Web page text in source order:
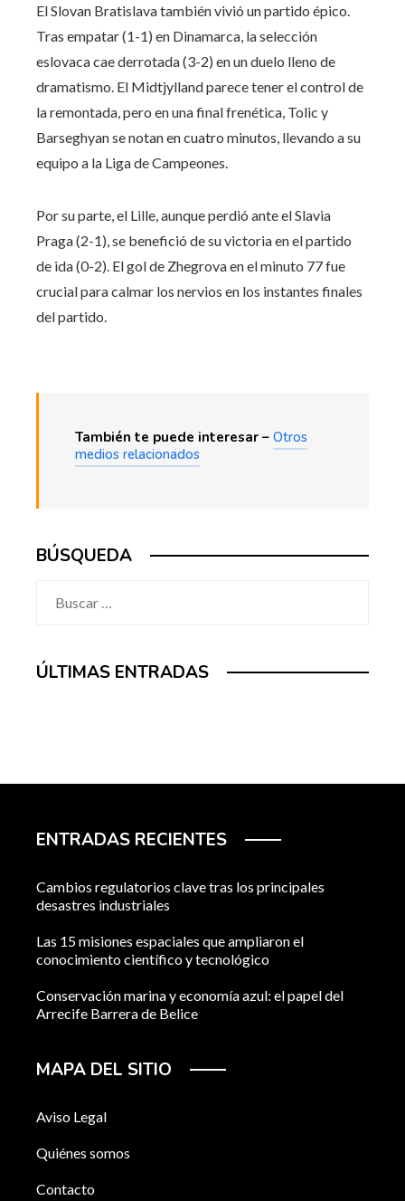
El Slovan Bratislava también vivió un partido épico.
Tras empatar (1-1) en Dinamarca, la selección
eslovaca cae derrotada (3-2) en un duelo lleno de
dramatismo. El Midtjylland parece tener el control de
la remontada, pero en una final frenética, Tolic y
Barseghyan se notan en cuatro minutos, llevando a su
equipo a la Liga de Campeones.
Por su parte, el Lille, aunque perdió ante el Slavia
Praga (2-1), se benefició de su victoria en el partido
de ida (0-2). El gol de Zhegrova en el minuto 77 fue
crucial para calmar los nervios en los instantes finales
del partido.
También te puede interesar – Otros
medios relacionados
BÚSQUEDA
ÚLTIMAS ENTRADAS
ENTRADAS RECIENTES
Cambios regulatorios clave tras los principales
desastres industriales
Las 15 misiones espaciales que ampliaron el
conocimiento científico y tecnológico
Conservación marina y economía azul: el papel del
Arrecife Barrera de Belice
MAPA DEL SITIO
Aviso Legal
Quiénes somos
Contacto